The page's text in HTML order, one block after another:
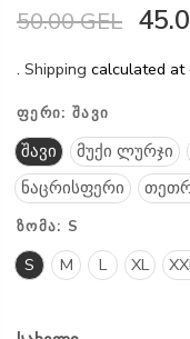
50.00 GEL
. Shipping calculated at
ᲤᲔᲠᲘ: ᲨᲐᲕᲘ
შავი მუქი ლურჯი
ნაცრისფერი
ᲖᲝᲛᲐ: S
S M L XL